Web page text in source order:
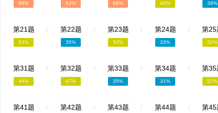
66% 62% 66% 42% 39%
第21题 /
52%
第22题 /
35%
第23题 /
50%
第24题 /
33%
第25
52%
第31题 /
44%
第32题 /
47%
第33题 /
35%
第34题 /
31%
第35
57%
第41题 / 第42题 / 第43题 / 第44题 / 第45